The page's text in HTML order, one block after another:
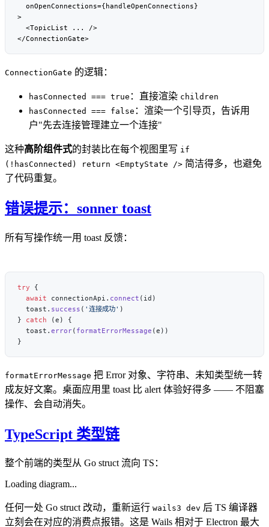
ConnectionGate 的逻辑：
hasConnected === true ：直接渲染 children
hasConnected === false ：渲染一个引导页，告诉用
户"先去连接管理建立一个连接"
这种高阶组件式的封装比在每个视图里写 if
(!hasConnected) return <EmptyState /> 简洁得多，也避免
了代码重复。
错误提示：sonner toast
所有写操作统一用 toast 反馈：
try
  await
connectionApi. connect
  toast.
success ( '连接成功'
} catch
  toast.
error( formatErrorMessage
formatErrorMessage 把 Error 对象、字符串、未知类型统一转
成友好文案。桌面应用里 toast 比 alert 体验好得多 —— 不阻塞
操作、会自动消失。
TypeScript 类型链
整个前端的类型从 Go struct 流向 TS：
Loading diagram...
任何一处 Go struct 改动，重新运行 wails3 dev 后 TS 编译器
立刻会在对应的消费点报错。这是 Wails 相对于 Electron 最大